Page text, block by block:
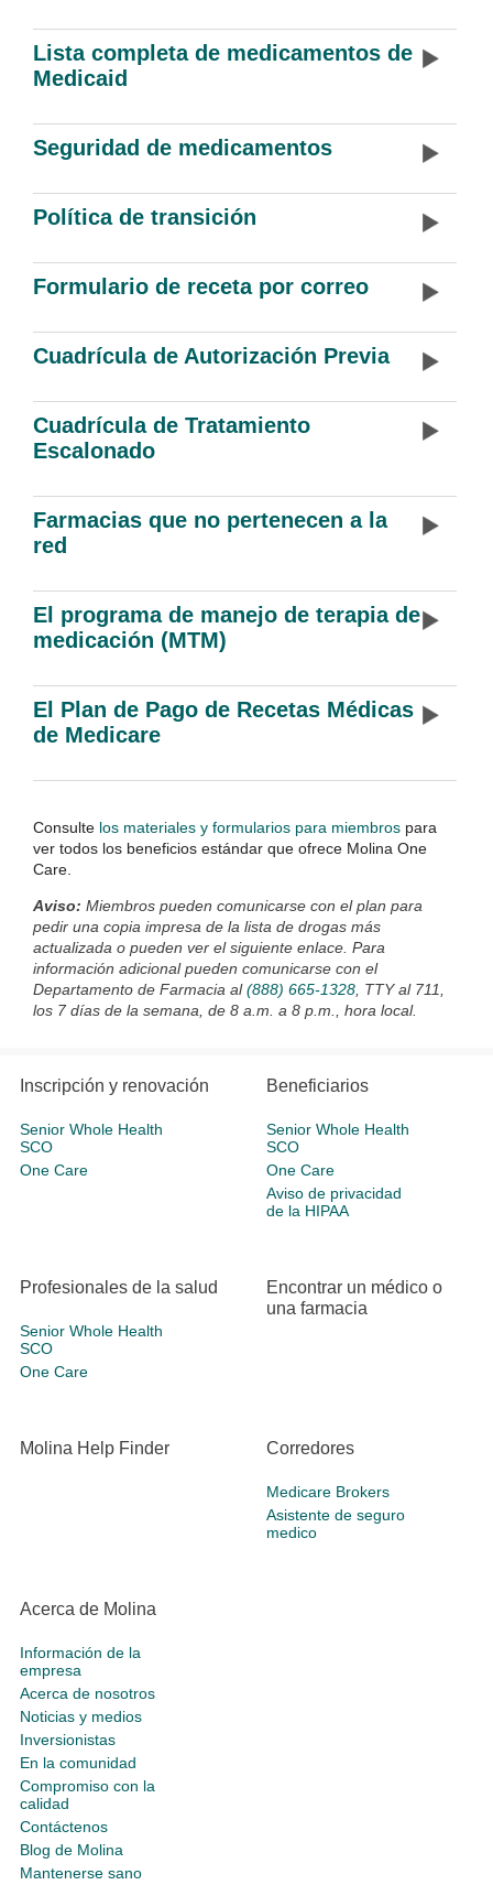
Lista completa de medicamentos de
Medicaid
Seguridad de medicamentos
Política de transición
Formulario de receta por correo
Cuadrícula de Autorización Previa
Cuadrícula de Tratamiento
Escalonado
Farmacias que no pertenecen a la
red
El programa de manejo de terapia de
medicación (MTM)
El Plan de Pago de Recetas Médicas
de Medicare
Consulte los materiales y formularios para miembros para
ver todos los beneficios estándar que ofrece Molina One
Care.
Aviso: Miembros pueden comunicarse con el plan para
pedir una copia impresa de la lista de drogas más
actualizada o pueden ver el siguiente enlace. Para
información adicional pueden comunicarse con el
Departamento de Farmacia al(888) 665-1328 , TTY al 711,
los 7 días de la semana, de 8 a.m. a 8 p.m., hora local.
Inscripción y renovación
Senior Whole Health
SCO
One Care
Beneficiarios
Senior Whole Health
SCO
One Care
Aviso de privacidad
de la HIPAA
Profesionales de la salud
Senior Whole Health
SCO
One Care
Encontrar un médico o
una farmacia
Molina Help Finder Corredores
Medicare Brokers
Asistente de seguro
medico
Acerca de Molina
Información de la
empresa
Acerca de nosotros
Noticias y medios
Inversionistas
En la comunidad
Compromiso con la
calidad
Contáctenos
Blog de Molina
Mantenerse sano